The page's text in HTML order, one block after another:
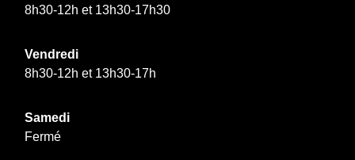
8h30-12h et 13h30-17h30
Vendredi
8h30-12h et 13h30-17h
Samedi
Fermé